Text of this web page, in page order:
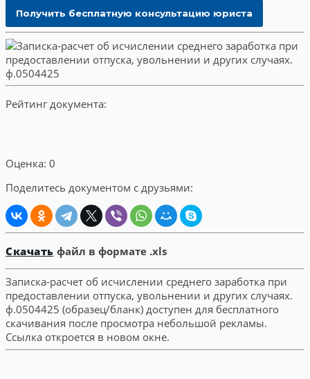
Рейтинг документа:
Оценка: 0
Поделитесь документом с друзьями:
Скачать файл в формате .xls
Записка-расчет об исчислении среднего заработка при
предоставлении отпуска, увольнении и других случаях.
ф.0504425 (образец/бланк) доступен для бесплатного
скачивания после просмотра небольшой рекламы.
Ссылка откроется в новом окне.